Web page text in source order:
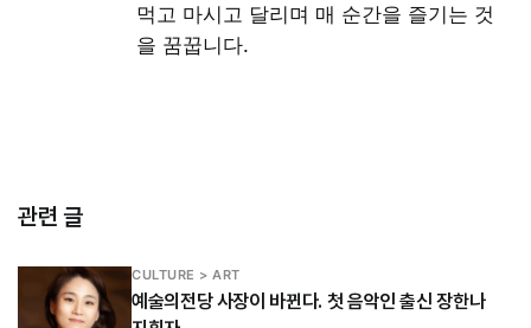
먹고 마시고 달리며 매 순간을 즐기는 것
을 꿈꿉니다.
관련 글
CULTURE > ART
예술의전당 사장이 바뀐다. 첫 음악인 출신 장한나